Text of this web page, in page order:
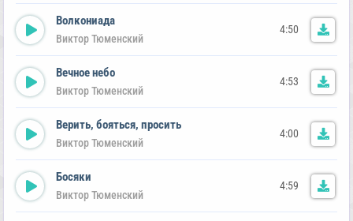
Волкониада
Виктор Тюменский
4:50
Вечное небо
Виктор Тюменский
4:53
Верить, бояться, просить
Виктор Тюменский
4:00
Босяки
Виктор Тюменский
4:59